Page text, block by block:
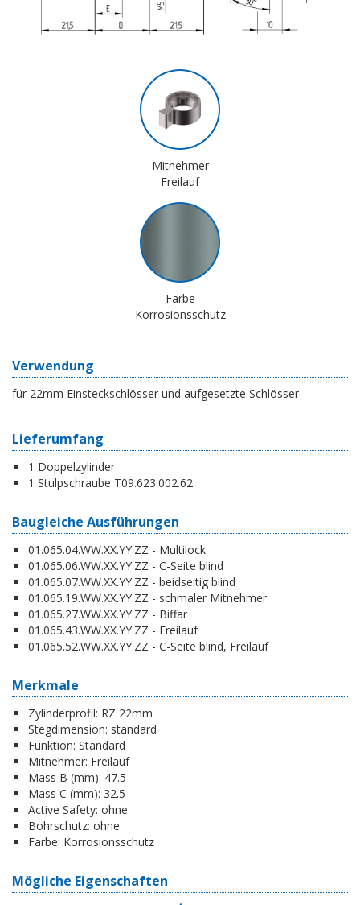
Mitnehmer
Freilauf
Farbe
Korrosionsschutz
Verwendung
für 22mm Einsteckschlösser und aufgesetzte Schlösser
Lieferumfang
1 Doppelzylinder
1 Stulpschraube T09.623.002.62
Baugleiche Ausführungen
01.065.04.WW.XX.YY.ZZ - Multilock
01.065.06.WW.XX.YY.ZZ - C-Seite blind
01.065.07.WW.XX.YY.ZZ - beidseitig blind
01.065.19.WW.XX.YY.ZZ - schmaler Mitnehmer
01.065.27.WW.XX.YY.ZZ - Biffar
01.065.43.WW.XX.YY.ZZ - Freilauf
01.065.52.WW.XX.YY.ZZ - C-Seite blind, Freilauf
Merkmale
Zylinderprofil: RZ 22mm
Stegdimension: standard
Funktion: Standard
Mitnehmer: Freilauf
Mass B (mm): 47.5
Mass C (mm): 32.5
Active Safety: ohne
Bohrschutz: ohne
Farbe: Korrosionsschutz
Mögliche Eigenschaften